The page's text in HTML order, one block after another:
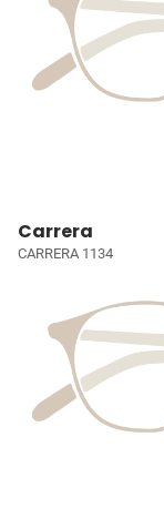
Carrera
CARRERA 1134